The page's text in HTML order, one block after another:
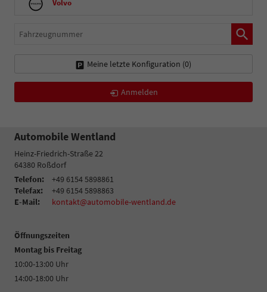
Volvo
Fahrzeugnummer
Meine letzte Konfiguration (0)
Anmelden
Automobile Wentland
Heinz-Friedrich-Straße 22
64380 Roßdorf
Telefon:
+49 6154 5898861
Telefax:
+49 6154 5898863
E-Mail:
kontakt@automobile-wentland.de
Öffnungszeiten
Montag bis Freitag
10:00-13:00 Uhr
14:00-18:00 Uhr